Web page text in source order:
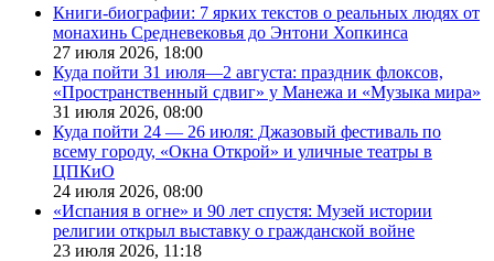
Книги-биографии: 7 ярких текстов о реальных людях от
монахинь Средневековья до Энтони Хопкинса
27 июля 2026, 18:00
Куда пойти 31 июля—2 августа: праздник флоксов,
«Пространственный сдвиг» у Манежа и «Музыка мира»
31 июля 2026, 08:00
Куда пойти 24 — 26 июля: Джазовый фестиваль по
всему городу, «Окна Открой» и уличные театры в
ЦПКиО
24 июля 2026, 08:00
«Испания в огне» и 90 лет спустя: Музей истории
религии открыл выставку о гражданской войне
23 июля 2026, 11:18